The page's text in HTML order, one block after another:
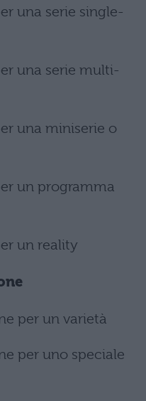
una serie single-
una serie multi-
una miniserie o
un programma
un reality
per un varietà
per uno speciale